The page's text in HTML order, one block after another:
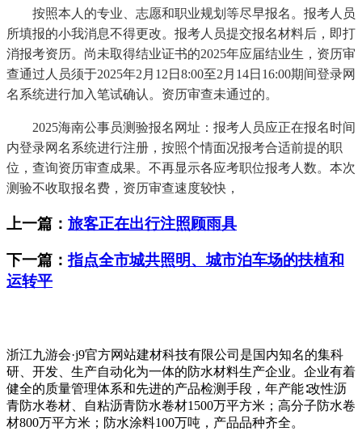
按照本人的专业、志愿和职业规划等尽早报名。报考人员
所填报的小我消息不得更改。报考人员提交报名材料后，即打
消报考资历。尚未取得结业证书的2025年应届结业生，资历审
查通过人员须于2025年2月12日8:00至2月14日16:00期间登录网
名系统进行加入笔试确认。资历审查未通过的。
2025海南公事员测验报名网址：报考人员应正在报名时间
内登录网名系统进行注册，按照个情面况报考合适前提的职
位，查询资历审查成果。不再显示各应考职位报考人数。本次
测验不收取报名费，资历审查速度较快，
上一篇： 旅客正在出行注照顾雨具
下一篇：指点全市城共照明、城市泊车场的扶植和
运转平
浙江九游会·j9官方网站建材科技有限公司是国内知名的集科
研、开发、生产自动化为一体的防水材料生产企业。企业有着
健全的质量管理体系和先进的产品检测手段，年产能∶改性沥
青防水卷材、自粘沥青防水卷材1500万平方米；高分子防水卷
材800万平方米；防水涂料100万吨，产品品种齐全。